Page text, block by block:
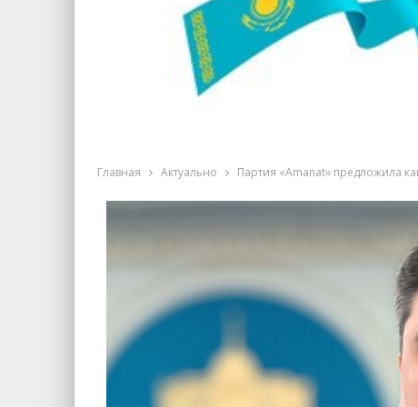
Главная Актуально Партия «Amanat» предложила